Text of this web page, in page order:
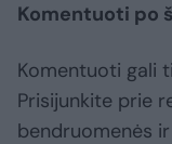
Komentuoti po
Komentuoti gali
Prisijunkite prie
bendruomenės